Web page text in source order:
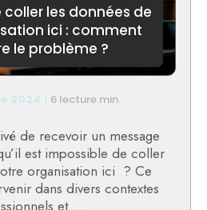
les données de
ici : comment
le problème ?
2024 6 lecture min.
de recevoir un message
est impossible de coller
organisation ici ? Ce
dans divers contextes
et ...